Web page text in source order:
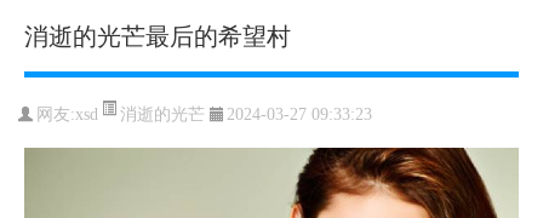
消逝的光芒最后的希望村
网友:xsd 消逝的光芒 2024-03-27 09:33:23